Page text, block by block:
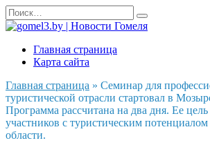
Перейти
к
содержанию
Search
for:
Главная страница
Карта сайта
Главная страница » Семинар для
туристической отрасли стартовал в
Программа рассчитана на два дня. Ее
участников с туристическим потенциалом
области.